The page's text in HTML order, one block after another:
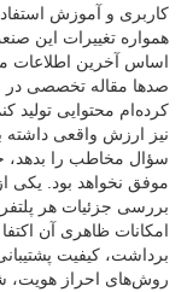
کاربری و آموزش
همواره تغییرات این
اساس آخرین اطلاعات
صدها مقاله تخصصی در
کرده‌ام محتوایی تولید
نیز ارزش واقعی داشته
سؤال مخاطب را بدهد،
موفق نخواهد بود. یکی
بررسی جزئیات هر
امکانات ظاهری آن
برداشت، کیفیت
روش‌های احراز هویت،